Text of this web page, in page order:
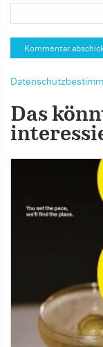
Das